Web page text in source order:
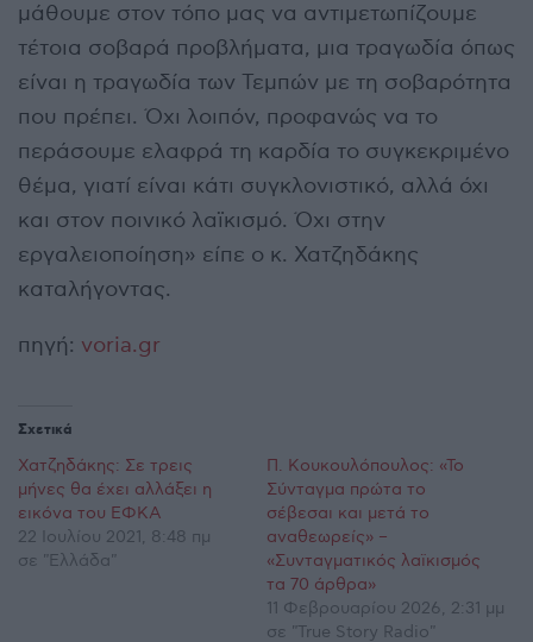
μάθουμε στον τόπο μας να αντιμετωπίζουμε
τέτοια σοβαρά προβλήματα, μια τραγωδία όπως
είναι η τραγωδία των Τεμπών με τη σοβαρότητα
που πρέπει. Όχι λοιπόν, προφανώς να το
περάσουμε ελαφρά τη καρδία το συγκεκριμένο
θέμα, γιατί είναι κάτι συγκλονιστικό, αλλά όχι
και στον ποινικό λαϊκισμό. Όχι στην
εργαλειοποίηση» είπε ο κ. Χατζηδάκης
καταλήγοντας.
πηγή: voria.gr
Σχετικά
Χατζηδάκης: Σε τρεις
μήνες θα έχει αλλάξει η
εικόνα του ΕΦΚΑ
22 Ιουλίου 2021, 8:48 πμ
σε "Ελλάδα"
Π. Κουκουλόπουλος: «Το
Σύνταγμα πρώτα το
σέβεσαι και μετά το
αναθεωρείς» –
«Συνταγματικός λαϊκισμός
τα 70 άρθρα»
11 Φεβρουαρίου 2026, 2:31 μμ
σε "True Story Radio"